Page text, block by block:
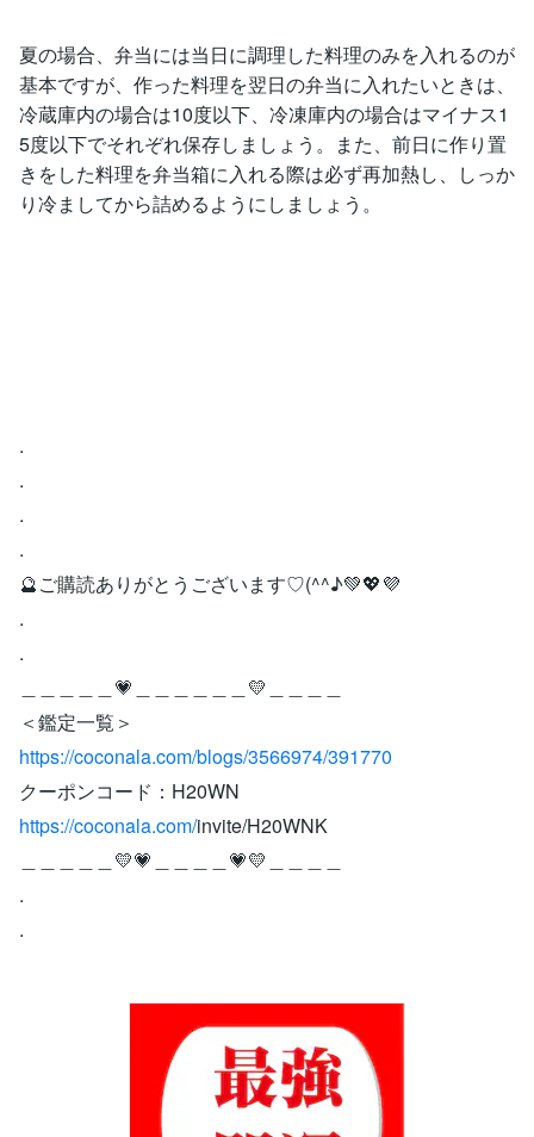
夏の場合、弁当には当日に調理した料理のみを入れるのが
基本ですが、作った料理を翌日の弁当に入れたいときは、
冷蔵庫内の場合は10度以下、冷凍庫内の場合はマイナス1
5度以下でそれぞれ保存しましょう。また、前日に作り置
きをした料理を弁当箱に入れる際は必ず再加熱し、しっか
り冷ましてから詰めるようにしましょう。
.
.
.
.
🔮ご購読ありがとうございます♡(^^♪💚💖💜
.
.
＿＿＿＿＿💗＿＿＿＿＿＿💛＿＿＿＿
＜鑑定一覧＞
https://coconala.com/blogs/3566974/391770
クーポンコード：H20WN
https://coconala.com/invite/H20WNK
＿＿＿＿＿💛💗＿＿＿＿💗💛＿＿＿＿
.
.